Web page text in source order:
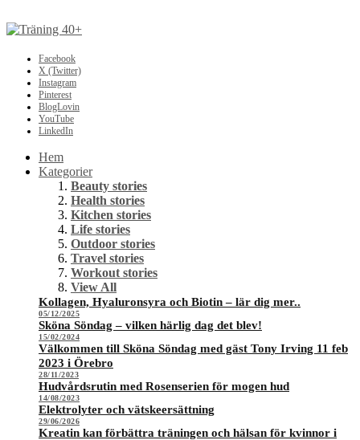
Facebook
X (Twitter)
Instagram
Pinterest
BlogLovin
YouTube
LinkedIn
Hem
Kategorier
Beauty stories
Health stories
Kitchen stories
Life stories
Outdoor stories
Travel stories
Workout stories
View All
Kollagen, Hyaluronsyra och Biotin – lär dig mer..
05/12/2025
Sköna Söndag – vilken härlig dag det blev!
15/02/2024
Välkommen till Sköna Söndag med gäst Tony Irving 11 feb
2023 i Örebro
28/11/2023
Hudvårdsrutin med Rosenserien för mogen hud
14/08/2023
Elektrolyter och vätskeersättning
29/06/2026
Kreatin kan förbättra träningen och hälsan för kvinnor i